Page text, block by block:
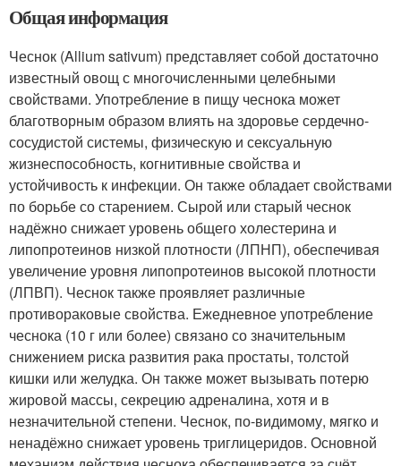
Общая информация
Чеснок (Allium sativum) представляет собой достаточно
известный овощ с многочисленными целебными
свойствами. Употребление в пищу чеснока может
благотворным образом влиять на здоровье сердечно-
сосудистой системы, физическую и сексуальную
жизнеспособность, когнитивные свойства и
устойчивость к инфекции. Он также обладает свойствами
по борьбе со старением. Сырой или старый чеснок
надёжно снижает уровень общего холестерина и
липопротеинов низкой плотности (ЛПНП), обеспечивая
увеличение уровня липопротеинов высокой плотности
(ЛПВП). Чеснок также проявляет различные
противораковые свойства. Ежедневное употребление
чеснока (10 г или более) связано со значительным
снижением риска развития рака простаты, толстой
кишки или желудка. Он также может вызывать потерю
жировой массы, секрецию адреналина, хотя и в
незначительной степени. Чеснок, по-видимому, мягко и
ненадёжно снижает уровень триглицеридов. Основной